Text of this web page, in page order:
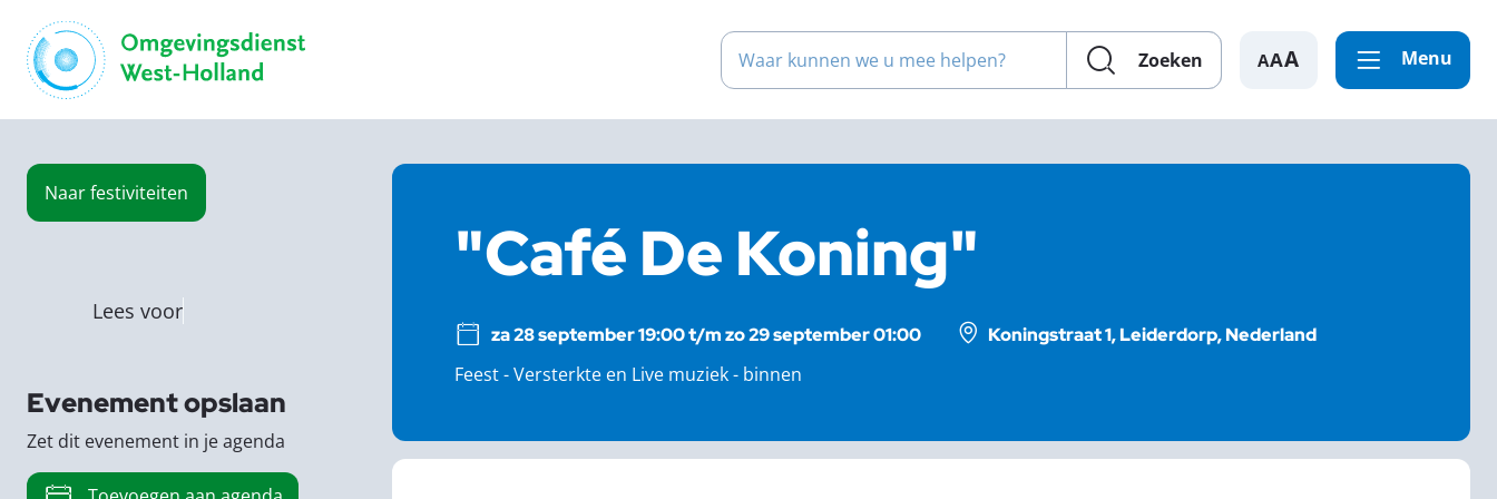
Waar kunnen we u mee helpen?
Zoeken A Menu
Naarfestiviteiten
"Café De Koning"
za 28 september 19:00 t/m zo 29 september 01:00
Koningstraat 1, Leiderdorp, Nederland
Feest - Versterkte en Live muziek - binnen
Lees voor
Evenement opslaan
Zet dit evenement in je agenda